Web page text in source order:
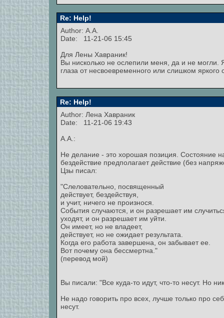
Re: Help!
Author: А.А.
Date: 11-21-06 15:45
Для Лены Хавраник!
Вы нисколько не ослепили меня, да и не могли.
глаза от несвоевременного или слишком
Re: Help!
Author: Лена Хавраник
Date: 11-21-06 19:43
А.А.:
Не делание - это хорошая позиция. Состояние
бездействие предполагает действие (без
Цзы писал:
"Слеловательно, посвященный
действует, бездействуя,
и учит, ничего не произнося.
События случаются, и он разрешает им
уходят, и он разрешает им уйти.
Он имеет, но не владеет,
действует, но не ожидает результата.
Когда его работа завершена, он забывает ее.
Вот почему она бессмертна."
(перевод мой)
Вы писали: "Все куда-то идут, что-то несут. Но
Не надо говорить про всех, лучше только про
несут.